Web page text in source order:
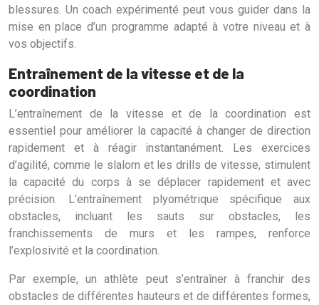
blessures. Un coach expérimenté peut vous guider dans la
mise en place d’un programme adapté à votre niveau et à
vos objectifs.
Entraînement de la vitesse et de la
coordination
L’entraînement de la vitesse et de la coordination est
essentiel pour améliorer la capacité à changer de direction
rapidement et à réagir instantanément. Les exercices
d’agilité, comme le slalom et les drills de vitesse, stimulent
la capacité du corps à se déplacer rapidement et avec
précision. L’entraînement plyométrique spécifique aux
obstacles, incluant les sauts sur obstacles, les
franchissements de murs et les rampes, renforce
l’explosivité et la coordination.
Par exemple, un athlète peut s’entraîner à franchir des
obstacles de différentes hauteurs et de différentes formes,